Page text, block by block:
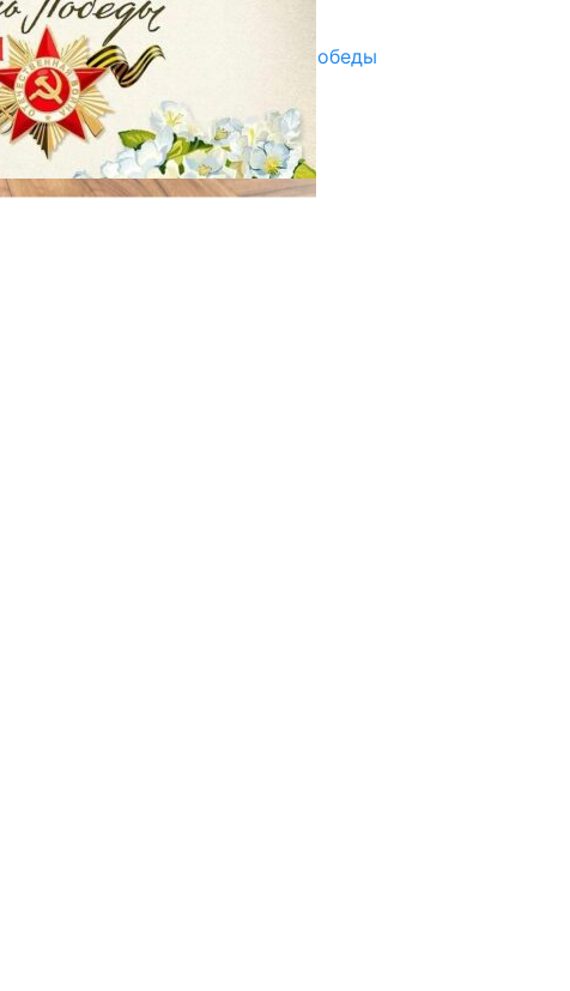
29.04.2025
Награды в преддверии Дня Победы
29.04.2025